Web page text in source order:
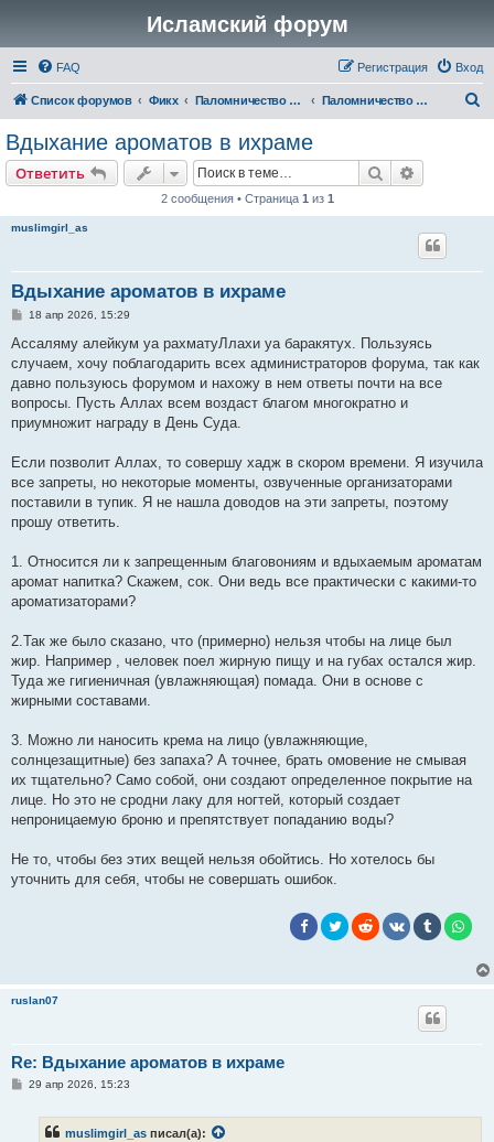
Исламский форум
FAQ Вход
Регистрация
Список форумов Фикх Паломничество (Хадж) Паломничество (Хадж)
Вдыхание ароматов в ихраме
Ответить Поиск
2 сообщения • Страница 1 из 1
muslimgirl_as
Вдыхание ароматов в ихраме
С
о
щ
е
и
е
18 апр 2026, 15:29
Ассаляму алейкум уа рахматуЛлахи уа баракятух. Пользуясь
случаем, хочу поблагодарить всех администраторов форума, так как
давно пользуюсь форумом и нахожу в нем ответы почти на все
вопросы. Пусть Аллах всем воздаст благом многократно и
приумножит награду в День Суда.
Если позволит Аллах, то совершу хадж в скором времени. Я изучила
все запреты, но некоторые моменты, озвученные организаторами
поставили в тупик. Я не нашла доводов на эти запреты, поэтому
прошу ответить.
1. Относится ли к запрещенным благовониям и вдыхаемым ароматам
аромат напитка? Скажем, сок. Они ведь все практически с какими-то
ароматизаторами?
2.Так же было сказано, что (примерно) нельзя чтобы на лице был
жир. Например , человек поел жирную пищу и на губах остался жир.
Туда же гигиеничная (увлажняющая) помада. Они в основе с
жирными составами.
3. Можно ли наносить крема на лицо (увлажняющие,
солнцезащитные) без запаха? А точнее, брать омовение не смывая
их тщательно? Само собой, они создают определенное покрытие на
лице. Но это не сродни лаку для ногтей, который создает
непроницаемую броню и препятствует попаданию воды?
Не то, чтобы без этих вещей нельзя обойтись. Но хотелось бы
уточнить для себя, чтобы не совершать ошибок.
ruslan07
Re: Вдыхание ароматов в ихраме
С29 апр 2026, 15:23
muslimgirl_as писал(а):